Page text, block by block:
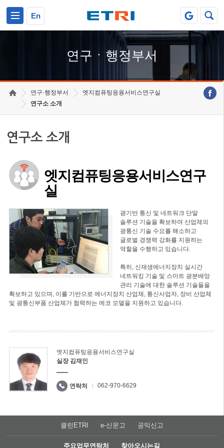
En
연구ㆍ행정부서
연구·행정부서
엣지컴퓨팅응용서비스연구실
연구소 소개
연구소 소개
엣지컴퓨팅응용서비스연구
실
광기반 통신 및 네트워크 단말
솔루션 기술을 확보하여 산업체의
광통신 기술 수요를 해소하고
글로벌 경쟁력 강화를 지원하는
역할을 수행하고 있습니다.
특히, 신재생에너지장치 실시간
네트워킹 기술 및 스마트 광분배망
관리 기술에 대한 솔루션 기술들을
확보하고 있으며, 이를 기반으로 에너지장치 산업체, 통신사업자, 장비 산업체
및 광통신부품 산업체가 협력하는 에코 모델을 지원하고 있습니다.
엣지컴퓨팅응용서비스연구실
실장 김재인
연락처 062-970-6629
클린ETRI e-신문고 공익신고
주요업무연락처 찾아오시는길